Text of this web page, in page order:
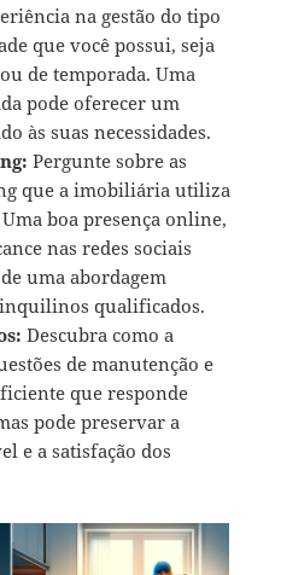
na gestão do tipo
que você possui, seja
de temporada. Uma
pode oferecer um
às suas necessidades.
Pergunte sobre as
que a imobiliária utiliza
boa presença online,
nas redes sociais
uma abordagem
qualificados.
Descubra como a
de manutenção e
que responde
pode preservar a
e a satisfação dos